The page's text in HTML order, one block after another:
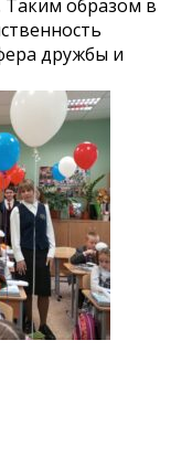
Таким образом в
дружбы и